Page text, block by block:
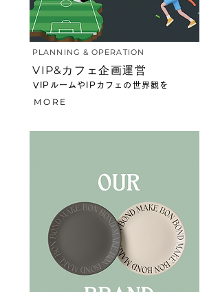
​PLANNING & OPERATION
VIP&カフェ企画運営
VIPルームやIPカフェの世界観を
MORE